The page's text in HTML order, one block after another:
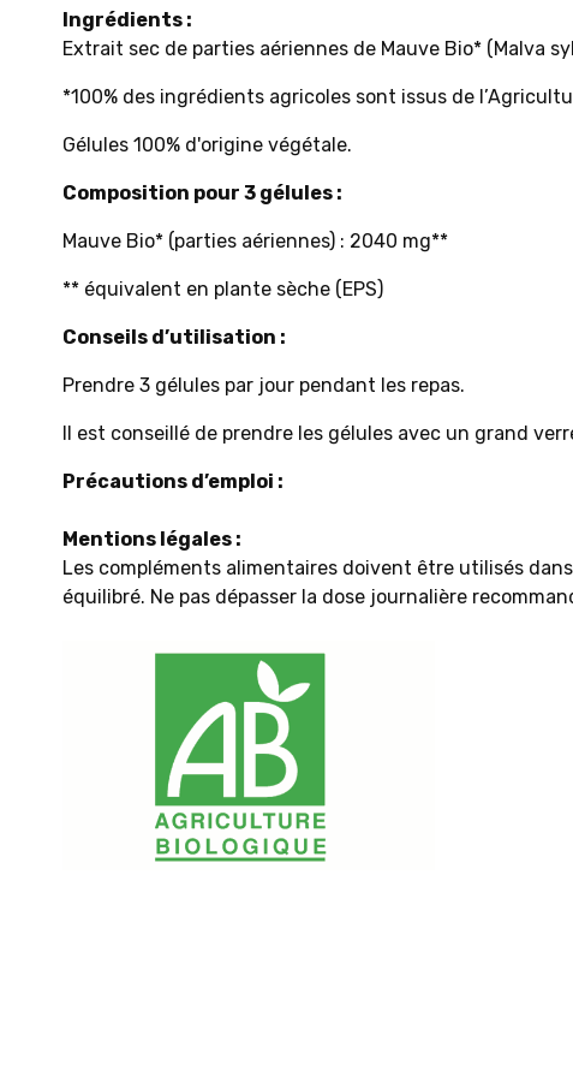
Ingrédients :
Extrait sec de parties aériennes de Mauve Bio* (Malva
*100% des ingrédients agricoles sont issus de
Gélules 100% d'origine végétale.
Composition pour 3 gélules :
Mauve Bio* (parties aériennes) : 2040 mg**
** équivalent en plante sèche (EPS)
Conseils d’utilisation :
Prendre 3 gélules par jour pendant les repas.
Il est conseillé de prendre les gélules avec un grand
Précautions d’emploi :
Mentions légales :
Les compléments alimentaires doivent être utilisés
équilibré. Ne pas dépasser la dose journalière